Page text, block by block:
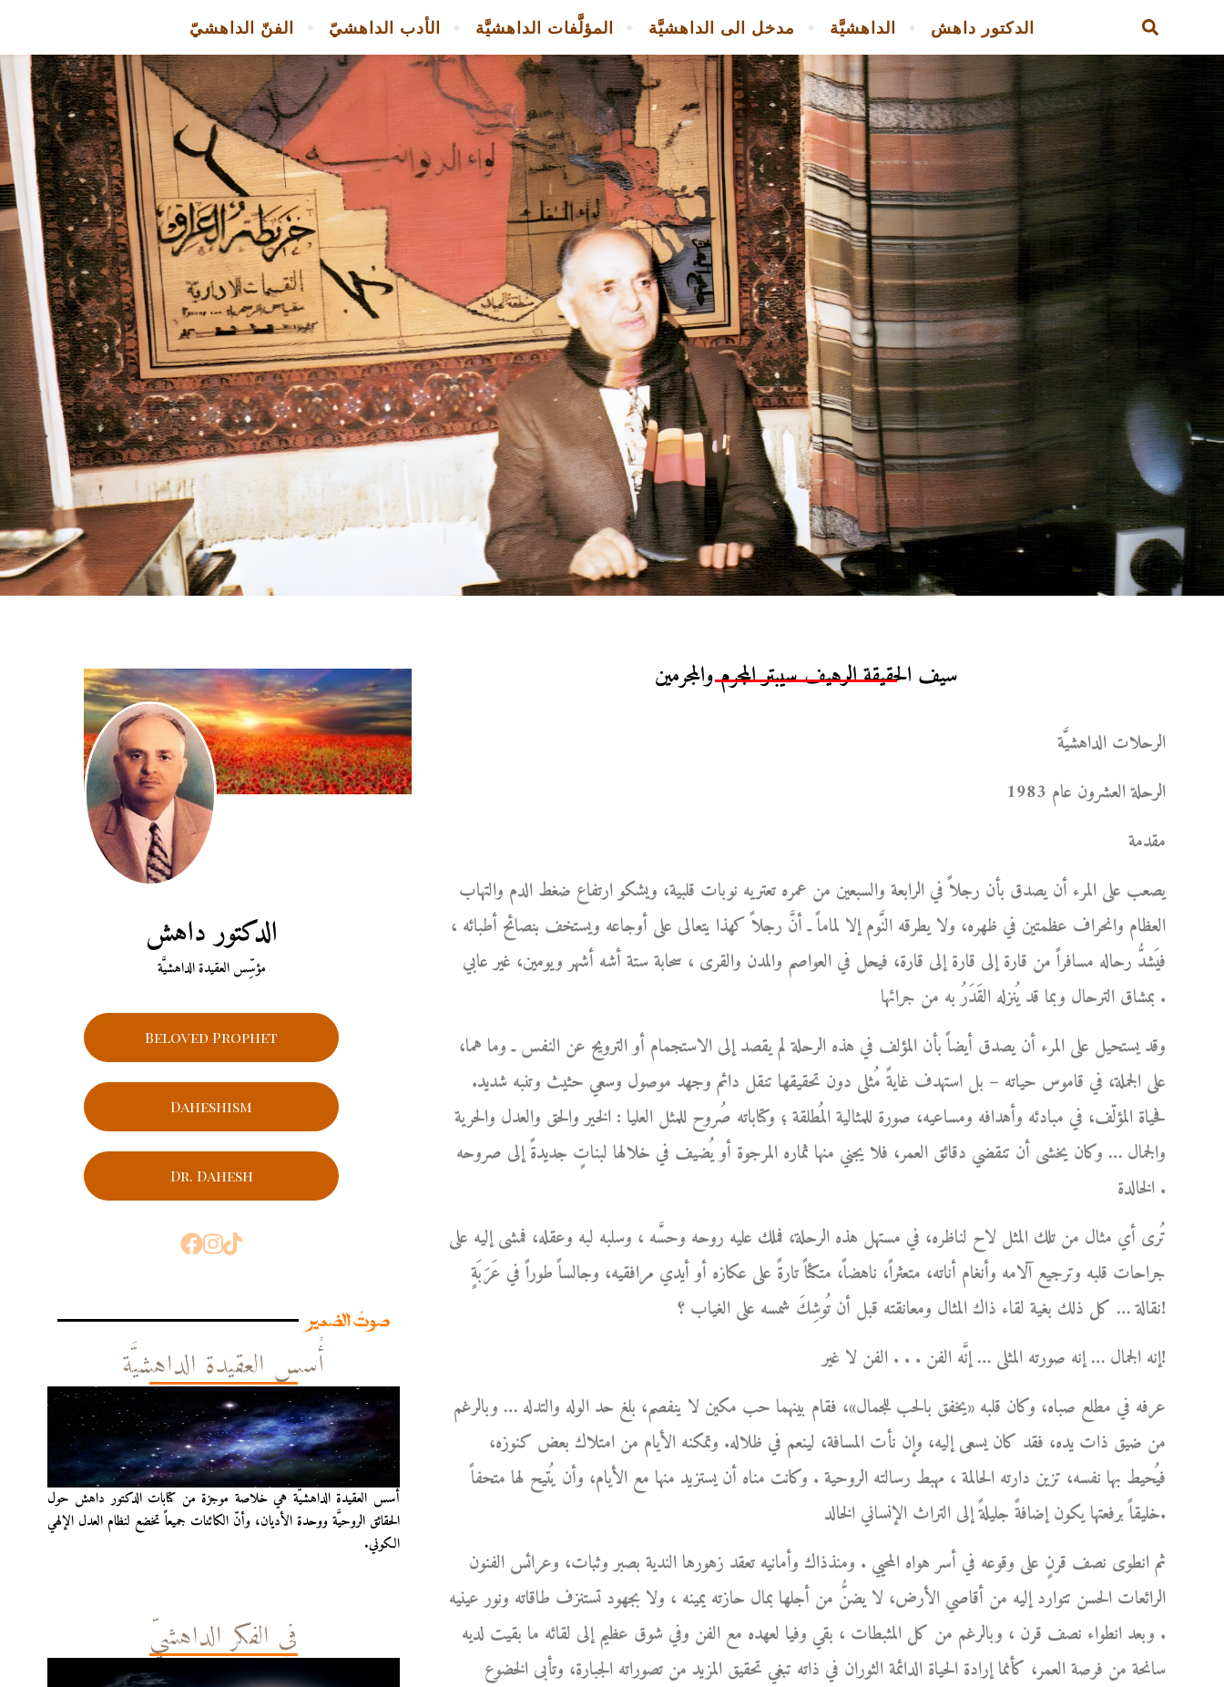
الفنّ الداهشيّ الأدب الداهشيّ المؤلَّفات الداهشيَّة مدخل الى الداهشيَّة الداهشيَّة الدكتور داهش
الدكتور داهش
مؤسِّس العقيدة الداهشيَّة
Beloved Prophet
Daheshism
Dr. Dahesh
صوتُ الضمير
أُسس العقيدة الداهشيَّة
أُسس العقيدة الداهشيّة هي خلاصة موجزة من كتابات الدكتور داهش حول
الحقائق الروحيَّة ووحدة الأديان، وأنّ الكائنات جميعاً تخضع لنظام العدل الإلهي
الكوني.
في الفكر الداهشيّ
سيف الحقيقة الرهيف سيبتر المجرم والمجرمين
الرحلات الداهشيَّة
الرحلة العشرون عام 1983
مقدمة
يصعب على المرء أن يصدق بأن رجلاً في الرابعة والسبعين من عمره تعتريه نوبات قلبية، ويشكو ارتفاع ضغط الدم والتهاب
العظام وانحراف عظمتين في ظهره، ولا يطرقه النَّوم إلا لماماً ـ أنَّ رجلاً كهذا يتعالى على أوجاعه ويستخف بنصائح أطبائه ،
فيَشدُّ رحاله مسافراً من قارة إلى قارة إلى قارة، فيحل في العواصم والمدن والقرى ، سحابة ستة أشه أشهر ويومين، غير عابي
بمشاق الترحال وبما قد يُنزله القَدَرُ به من جرائها .
وقد يستحيل على المرء أن يصدق أيضاً بأن المؤلف في هذه الرحلة لم يقصد إلى الاستجمام أو الترويح عن النفس ـ وما هما،
على الجملة، في قاموس حياته – بل استهدف غايةً مُثلى دون تحقيقها تنقل دائم وجهد موصول وسعي حثيث وتنبه شديد.
فحياة المؤلّف، في مبادئه وأهدافه ومساعيه، صورة للمثالية المُطلقة ؛ وكتاباته صُروح للمثل العليا : الخير والحق والعدل والحرية
والجمال … وكان يخشى أن تنقضي دقائق العمر، فلا يجني منها ثماره المرجوة أو يُضيف في خلالها لبناتٍ جديدةً إلى صروحه
الخالدة .
تُرى أي مثال من تلك المثل لاح لناظره، في مستهل هذه الرحلة، فملك عليه روحه وحسَّه ، وسلبه لبه وعقله، فمشى إليه على
جراحات قلبه وترجيع آلامه وأنغام أناته، متعثراً، ناهضاً، متكئاً تارةً على عكازه أو أيدي مرافقيه، وجالساً طوراً في عَرَبَةٍ
نقالة … كل ذلك بغية لقاء ذاك المثال ومعانقته قبل أن تُوشِكَ شمسه على الغياب ؟!
إنه الجمال … إنه صورته المثلى … إنَّه الفن . . . الفن لا غير!
عرفه في مطلع صباه، وكان قلبه «يخفق بالحب للجمال»، فقام بينهما حب مكين لا ينفصم، بلغ حد الوله والتدله … وبالرغم
من ضيق ذات يده، فقد كان يسعى إليه، وإن نأت المسافة، لينعم في ظلاله. وتمكنه الأيام من امتلاك بعض كنوزه،
فيُحيط بها نفسه، تزين دارته الحالمة ، مهبط رسالته الروحية . وكانت مناه أن يستزيد منها مع الأيام، وأن يُتيح لها متحفاً
خليقاً برفعتها يكون إضافةً جليلةً إلى التراث الإنساني الخالد.
ثم انطوى نصف قرنٍ على وقوعه في أسر هواه المحيي . ومنذذاك وأمانيه تعقد زهورها الندية بصبر وثبات، وعرائس الفنون
الرائعات الحسن تتوارد إليه من أقاصي الأرض، لا يضنُّ من أجلها بمال حازته يمينه ، ولا بجهود تستنزف طاقاته ونور عينيه
. وبعد انطواء نصف قرن ، وبالرغم من كل المثبطات ، بقي وفيا لعهده مع الفن وفي شوق عظيم إلى لقائه ما بقيت لديه
سانحة من فرصة العمر، كأنما إرادة الحياة الدائمة الثوران في ذاته تبغي تحقيق المزيد من تصوراته الجبارة، وتأبى الخضوع